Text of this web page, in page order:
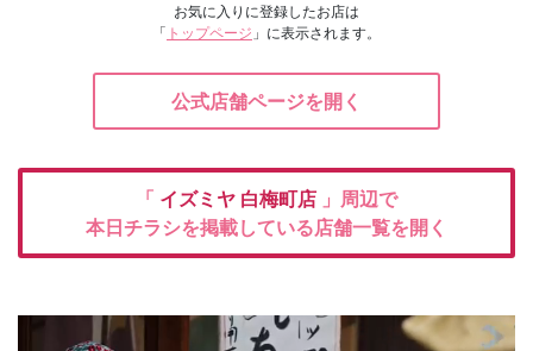
お気に入りに登録したお店は
「 トップページ 」に表示されます。
公式店舗ページを開く
「 イズミヤ 白梅町店 」周辺で
本日チラシを掲載している店舗一覧を開く